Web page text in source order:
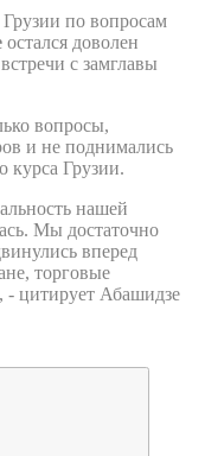
по вопросам
остался доволен
с замглавы
вопросы,
и не поднимались
курса Грузии.
нашей
Мы достаточно
вперед
торговые
- цитирует Абашидзе